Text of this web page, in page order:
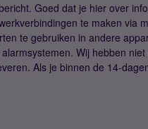
Goed dat je hier over
te maken via
te gebruiken in andere
Wij hebben
Als je binnen de 14-